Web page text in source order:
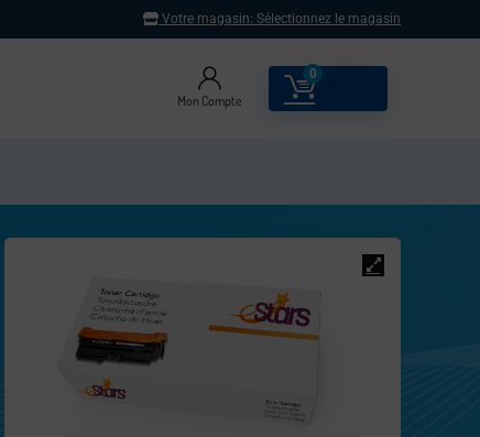
Votre magasin: Sélectionnez le magasin
Mon Compte
0